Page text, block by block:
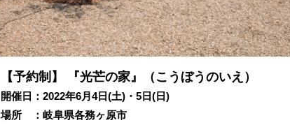
【予約制】 『光芒の家』（こうぼうのいえ）
開催日：2022年6月4日(土)・5日(日)
場所 ：岐阜県各務ヶ原市